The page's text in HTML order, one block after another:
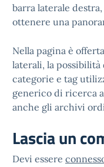
barra laterale
ottenere una
Nella pagina è
laterali, la
categorie e tag
generico di ricerca
anche gli archivi
Lascia un
Devi essere